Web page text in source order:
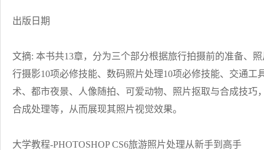
出版日期
文摘: 本书共13章，分为三个部分根据旅行拍摄前的准备、
行摄影10项必修技能、数码照片处理10项必修技能、交通
术、都市夜景、人像随拍、可爱动物、照片抠取与合成技
合成处理等，从而展现其照片视觉效果。
大学教程-PHOTOSHOP CS6旅游照片处理从新手到高手